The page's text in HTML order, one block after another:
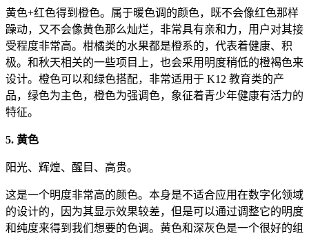
黄色+红色得到橙色。属于暖色调的颜色，既不会像红色那样
躁动，又不会像黄色那么灿烂，非常具有亲和力，用户对其接
受程度非常高。柑橘类的水果都是橙系的，代表着健康、积
极。和秋天相关的一些项目上，也会采用明度稍低的橙褐色来
设计。橙色可以和绿色搭配，非常适用于 K12 教育类的产
品，绿色为主色，橙色为强调色，象征着青少年健康有活力的
特征。
5. 黄色
阳光、辉煌、醒目、高贵。
这是一个明度非常高的颜色。本身是不适合应用在数字化领域
的设计的，因为其显示效果较差，但是可以通过调整它的明度
和纯度来得到我们想要的色调。黄色和深灰色是一个很好的组